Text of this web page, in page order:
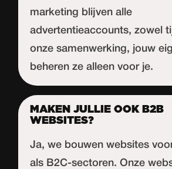
marketing blijven alle
advertentieaccounts, zowel
onze samenwerking, jouw
beheren ze alleen voor je.
MAKEN JULLIE OOK B2B
WEBSITES?
Ja, we bouwen websites
als B2C-sectoren. Onze